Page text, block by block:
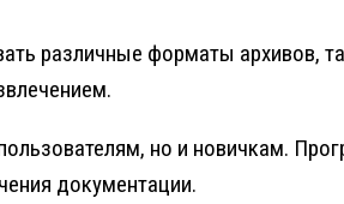
различные форматы архивов,
но и новичкам.
документации.